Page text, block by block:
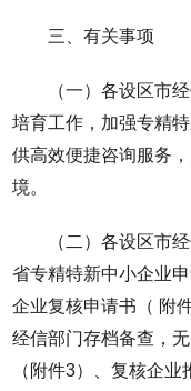
三、有关事项
（一）各设区市
培育工作，加强专精
供高效便捷咨询服务
境。
（二）各设区市
省专精特新中小企业
企业复核申请书（ 附
经信部门存档备查，
（附件3）、复核企